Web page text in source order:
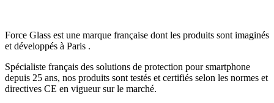
Force Glass est une marque française dont les produits sont imaginés
et développés à Paris .
Spécialiste français des solutions de protection pour smartphone
depuis 25 ans, nos produits sont testés et certifiés selon les normes et
directives CE en vigueur sur le marché.